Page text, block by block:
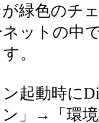
緑色のチ
ットの中
。
起動時に
」→「環